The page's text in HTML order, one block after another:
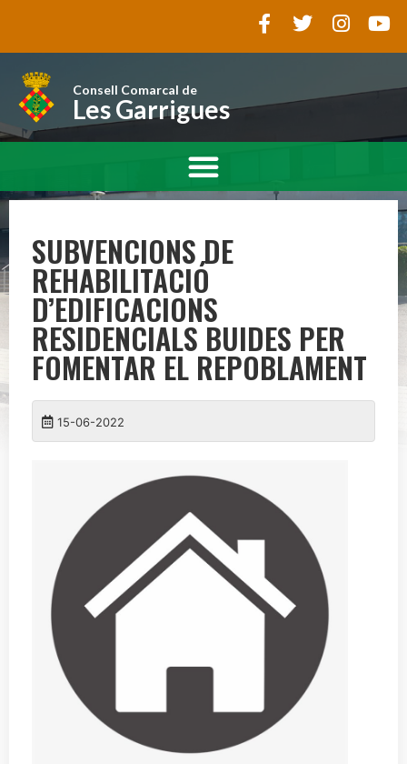
Consell Comarcal de
Les Garrigues
SUBVENCIONS DE
REHABILITACIÓ
D’EDIFICACIONS
RESIDENCIALS BUIDES PER
FOMENTAR EL REPOBLAMENT
15-06-2022